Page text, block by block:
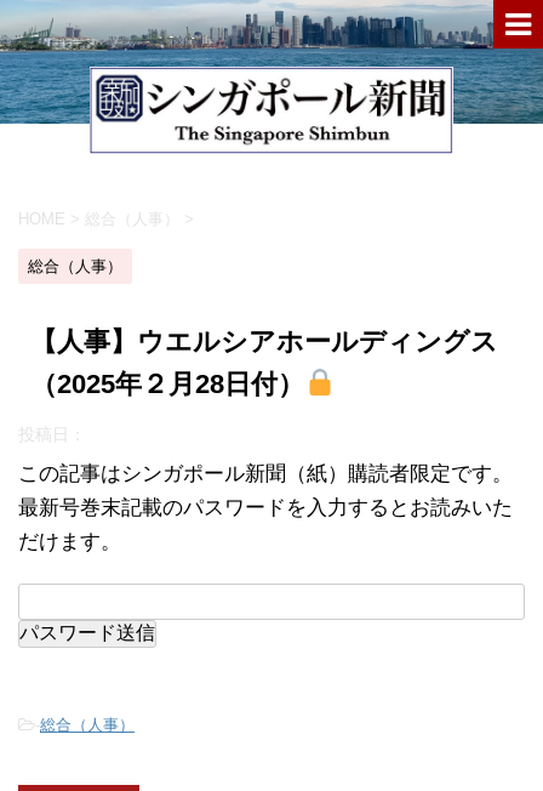
HOME > 総合（人事） >
総合（人事）
【人事】ウエルシアホールディングス
（2025年２月28日付）
投稿日：
この記事はシンガポール新聞（紙）購読者限定です。
最新号巻末記載のパスワードを入力するとお読みいた
だけます。
-総合（人事）